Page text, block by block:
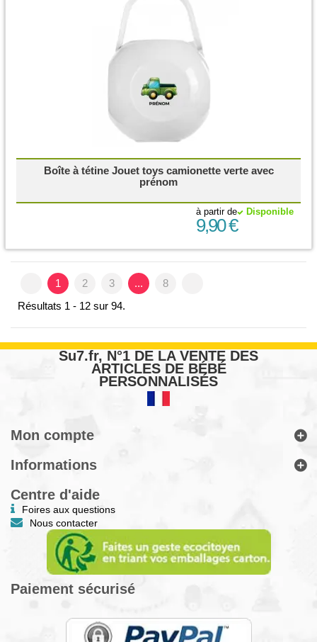
Boîte à tétine Jouet toys camionette verte avec
prénom
Disponible
à partir de
9,90 €
1 2 3 ...
8
Résultats 1 - 12 sur 94.
Su7.fr, N°1 DE LA VENTE DES
ARTICLES DE BÉBÉ
PERSONNALISÉS
Mon compte
Informations
Centre d'aide
Foires aux questions
Nous contacter
Paiement sécurisé